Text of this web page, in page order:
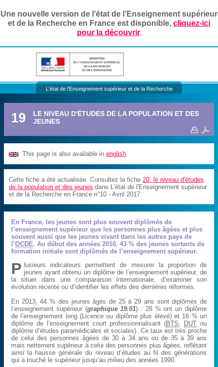
Une nouvelle version de l'état de l’Enseignement supérieur
et de la Recherche en France est disponible, cliquez-ici
pour la découvrir.
L'état de l'Enseignement supérieur et de la Recherche
19
LE NIVEAU D'ÉTUDES DE LA POPULATION ET DES
JEUNES
This page is also available inenglish
Cette fiche a été actualisée. Consultez la fiche 20. le niveau d'études
de la population et des jeunes dans L'état de l'Enseignement supérieur
et de la Recherche en France n°10 - Avril 2017
En France, les jeunes sont plus souvent diplômés de
l’enseignement supérieur que les personnes plus âgées et plus
souvent aussi que les jeunes vivant dans les autres pays de
l’OCDE. Au début des années 2010, 43 % des jeunes sortants de
formation initiale sont diplômés de l’enseignement supérieur.
P lusieurs indicateurs permettent de mesurer la proportion de
jeunes ayant obtenu un diplôme de l’enseignement supérieur, de
la situer dans une comparaison internationale, d’examiner son
évolution récente ou d’identifier les effets des dernières réformes.
En 2013, 44 % des jeunes âgés de 25 à 29 ans sont diplômés de
l’enseignement supérieur (graphique 19.01) : 28 % ont un diplôme
de l’enseignement long (Licence ou diplôme plus élevé) et 16 % un
diplôme de l’enseignement court professionnalisant (BTS DUT ou
diplôme d’études paramédicales et sociales). Ce taux est très proche
de celui des personnes âgées de 30 à 34 ans ou de 35 à 39 ans
mais nettement supérieur à celui des personnes plus âgées, reflétant
ainsi la hausse générale du niveau d’études au fil des générations
qui a touché le supérieur jusqu’au milieu des années 1990.